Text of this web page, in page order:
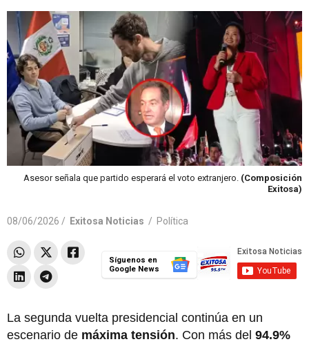
Asesor señala que partido esperará el voto extranjero. (Composición
Exitosa)
08/06/2026 / Exitosa Noticias / Política
Síguenos en
Google News
La segunda vuelta presidencial continúa en un
escenario de máxima tensión. Con más del 94.9%